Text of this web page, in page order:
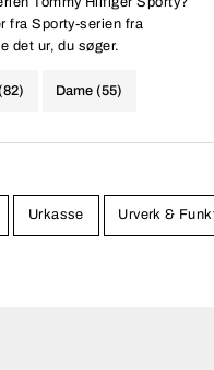
fra Sporty-serien fra
det ur, du søger.
Dame (55)
Urkasse Urverk &